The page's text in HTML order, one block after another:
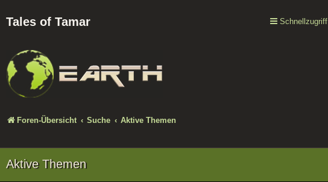
Tales of Tamar Schnellzugriff
Foren-Übersicht Suche Aktive Themen
Aktive Themen